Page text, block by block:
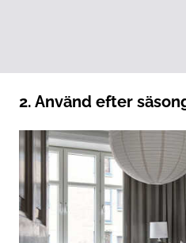
2. Använd efter